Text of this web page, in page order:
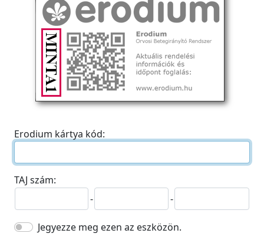
Erodium kártya kód:
TAJ szám:
-
-
Jegyezze meg ezen az eszközön.